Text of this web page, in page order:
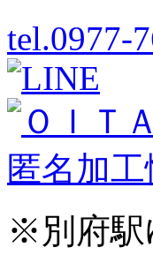
tel.0977-
匿名加
※別府駅